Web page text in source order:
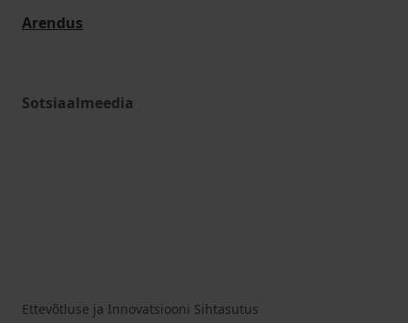
Arendus
Sotsiaalmeedia
Ettevõtluse ja Innovatsiooni Sihtasutus